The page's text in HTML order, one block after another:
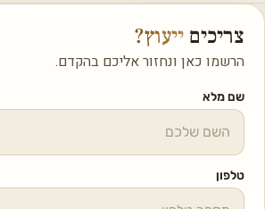
צריכים ייעוץ?
הרשמו כאן ונחזור אליכם בהקדם.
שם מלא
טלפון